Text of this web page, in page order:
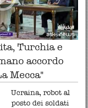
Turchia e
accordo
Mecca"
Ucraina, robot al
posto dei soldati